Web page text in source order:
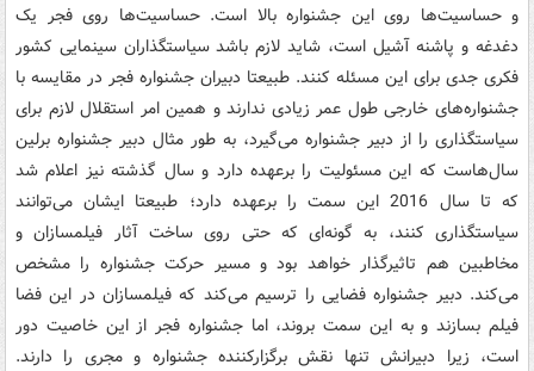
و حساسیت‌ها روی این جشنواره بالا است. حساسیت‌ها روی فجر یک
دغدغه و پاشنه آشیل است، شاید لازم باشد سیاستگذاران سینمایی کشور
فکری جدی برای این مسئله کنند. طبیعتا دبیران جشنواره فجر در مقایسه با
جشنواره‌های خارجی طول عمر زیادی ندارند و همین امر استقلال لازم برای
سیاستگذاری را از دبیر جشنواره می‌گیرد، به طور مثال دبیر جشنواره برلین
سال‌هاست که این مسئولیت را برعهده دارد و سال گذشته نیز اعلام شد
که تا سال 2016 این سمت را برعهده دارد؛ طبیعتا ایشان می‌توانند
سیاستگذاری کنند، به گونه‌ای که حتی روی ساخت آثار فیلمسازان و
مخاطبین هم تاثیرگذار خواهد بود و مسیر حرکت جشنواره را مشخص
می‌کند. دبیر جشنواره‌ فضایی را ترسیم می‌کند که فیلمسازان در این فضا
فیلم بسازند و به این سمت بروند، اما جشنواره فجر از این خاصیت دور
است، زیرا دبیرانش تنها نقش برگزار‌کننده جشنواره و مجری را دارند.